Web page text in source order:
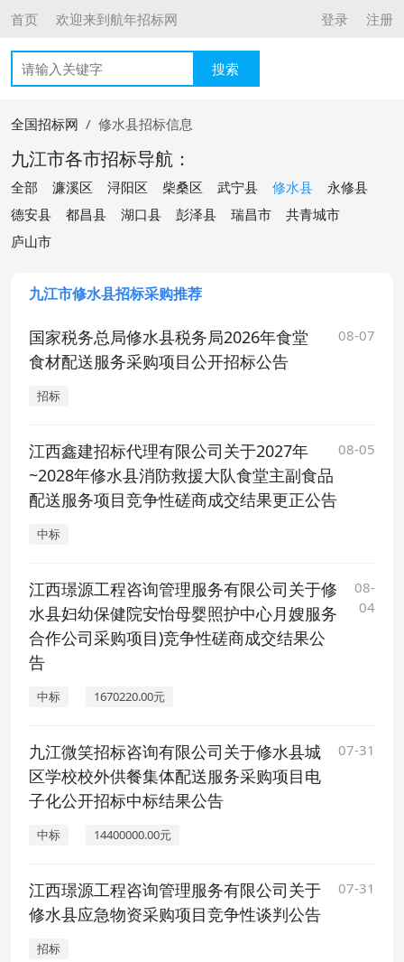
首页 欢迎来到航年招标网 登录 注册
搜索
全国招标网 修水县招标信息
九江市各市招标导航：
全部 濂溪区 浔阳区 柴桑区 武宁县 修水县
永修县
德安县
都昌县 湖口县 彭泽县 瑞昌市
共青城市
庐山市
九江市修水县招标采购推荐
国家税务总局修水县税务局2026年食堂
食材配送服务采购项目公开招标公告
08-07
招标
江西鑫建招标代理有限公司关于2027年
~2028年修水县消防救援大队食堂主副食品
配送服务项目竞争性磋商成交结果更正公告
08-05
中标
江西璟源工程咨询管理服务有限公司关于修
水县妇幼保健院安怡母婴照护中心月嫂服务
合作公司采购项目)竞争性磋商成交结果公
告
08-
04
中标 1670220.00元
九江微笑招标咨询有限公司关于修水县城
区学校校外供餐集体配送服务采购项目电
子化公开招标中标结果公告
07-31
中标 14400000.00元
江西璟源工程咨询管理服务有限公司关于
修水县应急物资采购项目竞争性谈判公告
07-31
招标